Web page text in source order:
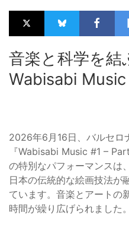
音楽と科学を結
Wabisabi Music
2026年6月16日、バルセロ
『Wabisabi Music #1 –
の特別なパフォーマンスは
日本の伝統的な絵画技法が
ています。音楽とアートの
時間が繰り広げられました。